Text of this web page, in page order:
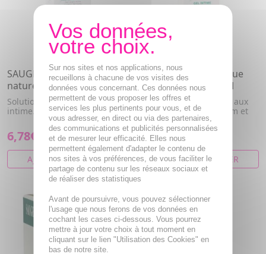
SAUGELLA Antiseptique
naturel flacon 250ml
Solution lavante pour usage
intime.
6,78€
AJOUTER AU PANIER
SAUGELLA Antiseptique
naturel gel tube 30ml
Gel intime antiseptique aux
extraits naturels de thym et
acide hyaluronique
6,21€
AJOUTER AU PANIER
Sur nos sites et nos applications, nous
recueillons à chacune de vos visites des
données vous concernant. Ces données nous
permettent de vous proposer les offres et
services les plus pertinents pour vous, et de
vous adresser, en direct ou via des partenaires,
des communications et publicités personnalisées
et de mesurer leur efficacité. Elles nous
permettent également d'adapter le contenu de
nos sites à vos préférences, de vous faciliter le
partage de contenu sur les réseaux sociaux et
de réaliser des statistiques
Avant de poursuivre, vous pouvez sélectionner
l'usage que nous ferons de vos données en
cochant les cases ci-dessous. Vous pourrez
mettre à jour votre choix à tout moment en
cliquant sur le lien "Utilisation des Cookies" en
bas de notre site.